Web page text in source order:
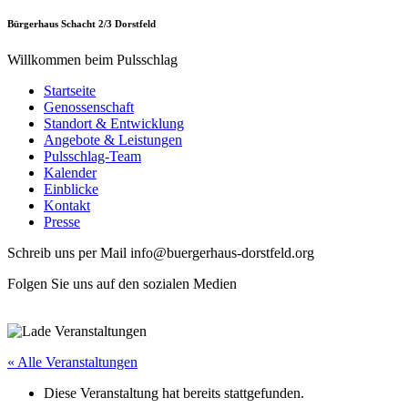
Bürgerhaus Schacht 2/3 Dorstfeld
Willkommen beim Pulsschlag
Startseite
Genossenschaft
Standort & Entwicklung
Angebote & Leistungen
Pulsschlag-Team
Kalender
Einblicke
Kontakt
Presse
Schreib uns per Mail info@buergerhaus-dorstfeld.org
Folgen Sie uns auf den sozialen Medien
« Alle Veranstaltungen
Diese Veranstaltung hat bereits stattgefunden.